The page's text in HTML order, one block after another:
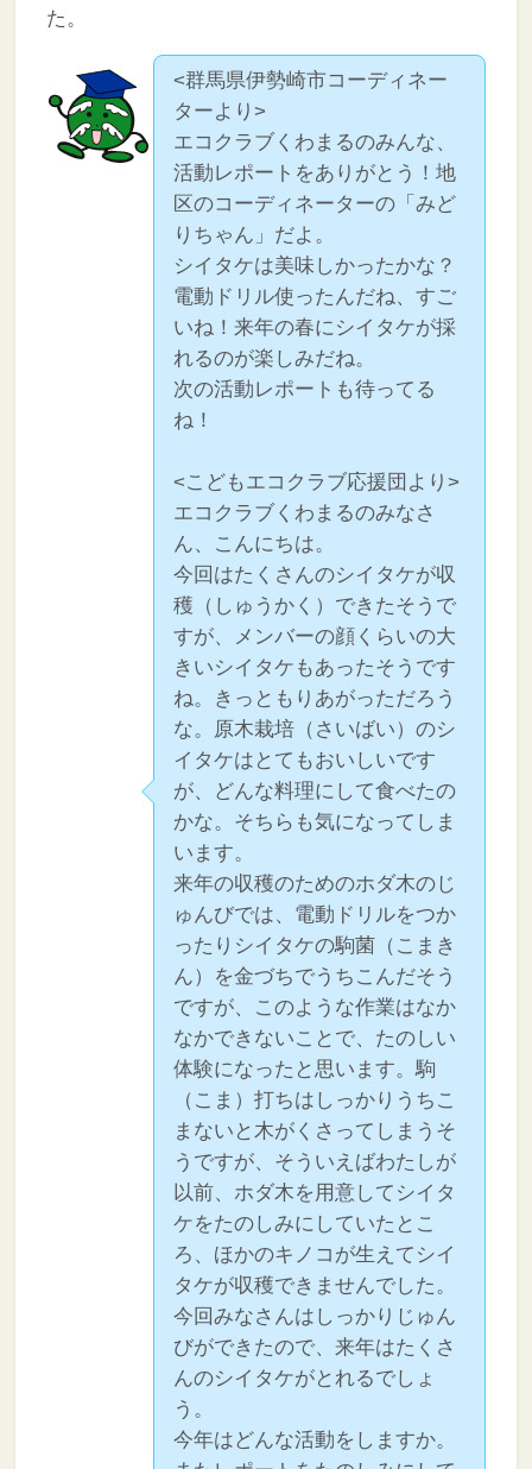
た。
<群馬県伊勢崎市コーディネー
ターより>
エコクラブくわまるのみんな、
活動レポートをありがとう！地
区のコーディネーターの「みど
りちゃん」だよ。
シイタケは美味しかったかな？
電動ドリル使ったんだね、すご
いね！来年の春にシイタケが採
れるのが楽しみだね。
次の活動レポートも待ってる
ね！
<こどもエコクラブ応援団より>
エコクラブくわまるのみなさ
ん、こんにちは。
今回はたくさんのシイタケが収
穫（しゅうかく）できたそうで
すが、メンバーの顔くらいの大
きいシイタケもあったそうです
ね。きっともりあがっただろう
な。原木栽培（さいばい）のシ
イタケはとてもおいしいです
が、どんな料理にして食べたの
かな。そちらも気になってしま
います。
来年の収穫のためのホダ木のじ
ゅんびでは、電動ドリルをつか
ったりシイタケの駒菌（こまき
ん）を金づちでうちこんだそう
ですが、このような作業はなか
なかできないことで、たのしい
体験になったと思います。駒
（こま）打ちはしっかりうちこ
まないと木がくさってしまうそ
うですが、そういえばわたしが
以前、ホダ木を用意してシイタ
ケをたのしみにしていたとこ
ろ、ほかのキノコが生えてシイ
タケが収穫できませんでした。
今回みなさんはしっかりじゅん
びができたので、来年はたくさ
んのシイタケがとれるでしょ
う。
今年はどんな活動をしますか。